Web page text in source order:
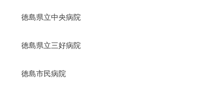
徳島県立中央病院
徳島県立三好病院
徳島市民病院